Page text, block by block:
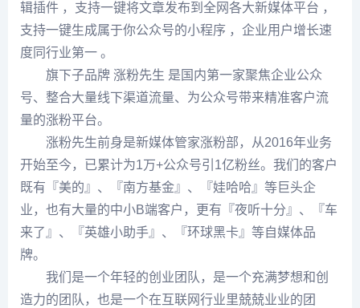
辑插件 ，支持一键将文章发布到全网各大新媒体平台 ，
支持一键生成属于你公众号的小程序 ，企业用户增长速
度同行业第一 。
旗下子品牌 涨粉先生 是国内第一家聚焦企业公众
号、整合大量线下渠道流量、为公众号带来精准客户流
量的涨粉平台。
涨粉先生前身是新媒体管家涨粉部，从2016年业务
开始至今，已累计为1万+公众号引1亿粉丝。我们的客户
既有『美的』、『南方基金』、『娃哈哈』等巨头企
业，也有大量的中小B端客户，更有『夜听十分』、『车
来了』、『英雄小助手』、『环球黑卡』等自媒体品
牌。
我们是一个年轻的创业团队，是一个充满梦想和创
造力的团队，也是一个在互联网行业里兢兢业业的团